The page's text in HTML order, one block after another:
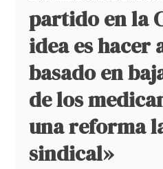
partido en la
idea es hacer
basado en
de los
una reforma
sindical»